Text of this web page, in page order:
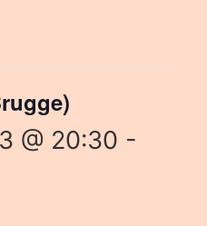
@ 20:30 -